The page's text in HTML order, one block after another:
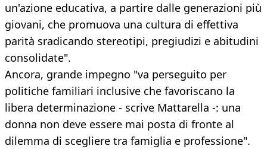
un'azione educativa, a partire dalle generazioni più
giovani, che promuova una cultura di effettiva
parità sradicando stereotipi, pregiudizi e abitudini
consolidate".
Ancora, grande impegno "va perseguito per
politiche familiari inclusive che favoriscano la
libera determinazione - scrive Mattarella -: una
donna non deve essere mai posta di fronte al
dilemma di scegliere tra famiglia e professione".